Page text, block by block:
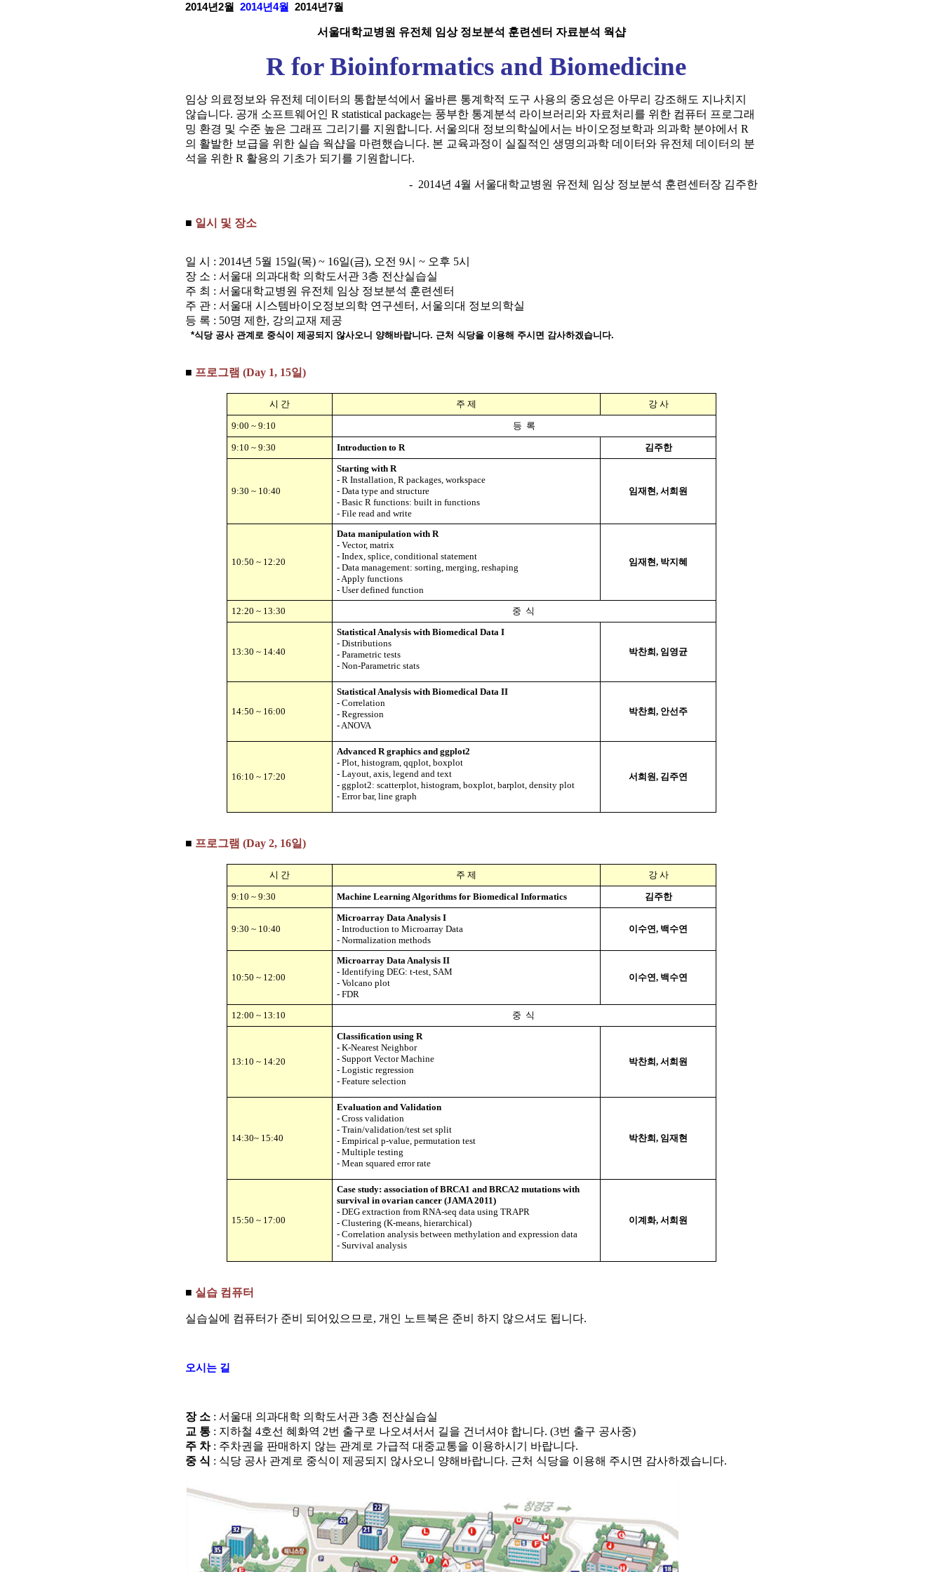
2014년2월 2014년4월 2014년7월
서울대학교병원 유전체 임상 정보분석 훈련센터 자료분석 웍샵
R for Bioinformatics and Biomedicine
임상 의료정보와 유전체 데이터의 통합분석에서 올바른 통계학적 도구 사용의 중요성은 아무리 강조해도 지나치지
않습니다. 공개 소프트웨어인 R statistical package는 풍부한 통계분석 라이브러리와 자료처리를 위한 컴퓨터 프로그래
밍 환경 및 수준 높은 그래프 그리기를 지원합니다. 서울의대 정보의학실에서는 바이오정보학과 의과학 분야에서 R
의 활발한 보급을 위한 실습 웍샵을 마련했습니다. 본 교육과정이 실질적인 생명의과학 데이터와 유전체 데이터의 분
석을 위한 R 활용의 기초가 되기를 기원합니다.
- 2014년 4월 서울대학교병원 유전체 임상 정보분석 훈련센터장 김주한
■ 일시 및 장소
일 시 : 2014년 5월 15일(목) ~ 16일(금), 오전 9시 ~ 오후 5시
장 소 : 서울대 의과대학 의학도서관 3층 전산실습실
주 최 : 서울대학교병원 유전체 임상 정보분석 훈련센터
주 관 : 서울대 시스템바이오정보의학 연구센터, 서울의대 정보의학실
등 록 : 50명 제한, 강의교재 제공
*식당 공사 관계로 중식이 제공되지 않사오니 양해바랍니다. 근처 식당을 이용해 주시면 감사하겠습니다.
■ 프로그램 (Day 1, 15일)
시 간 주 제 강 사
9:00 ~ 9:10 등 록
9:10 ~ 9:30 Introduction to R 김주한
9:30 ~ 10:40
Starting with R
- R Installation, R packages, workspace
- Data type and structure
- Basic R functions: built in functions
- File read and write
임재현, 서희원
10:50 ~ 12:20
Data manipulation with R
- Vector, matrix
- Index, splice, conditional statement
- Data management: sorting, merging, reshaping
-Apply functions
- User defined function
임재현, 박지혜
12:20 ~ 13:30 중 식
13:30 ~ 14:40
Statistical Analysis with Biomedical Data I
- Distributions
- Parametric tests
- Non-Parametric stats
박찬희, 임영균
14:50 ~ 16:00
Statistical Analysis with Biomedical Data II
- Correlation
- Regression
- ANOVA
박찬희, 안선주
16:10 ~ 17:20
Advanced R graphics and ggplot2
- Plot, histogram, qqplot, boxplot
- Layout, axis, legend and text
- ggplot2: scatterplot, histogram, boxplot, barplot, density plot
- Error bar, line graph
서희원, 김주연
■ 프로그램 (Day 2, 16일)
시 간 주 제 강 사
9:10 ~ 9:30 Machine Learning Algorithms for Biomedical Informatics 김주한
9:30 ~ 10:40
Microarray Data Analysis I
- Introduction to Microarray Data
- Normalization methods
이수연, 백수연
10:50 ~ 12:00
Microarray Data Analysis II
- Identifying DEG: t-test, SAM
- Volcano plot
- FDR
이수연, 백수연
12:00 ~ 13:10 중 식
13:10 ~ 14:20
Classification using R
- K-Nearest Neighbor
- Support Vector Machine
- Logistic regression
- Feature selection
박찬희 , 서희원
14:30~ 15:40
Evaluation and Validation
- Cross validation
- Train/validation/test set split
- Empirical p-value, permutation test
- Multiple testing
- Mean squared error rate
박찬희 , 임재현
15:50 ~ 17:00
Case study: association of BRCA1 and BRCA2 mutations with
survival in ovarian cancer (JAMA 2011)
- DEG extraction from RNA-seq data using TRAPR
- Clustering (K-means, hierarchical)
- Correlation analysis between methylation and expression data
- Survival analysis
이계화, 서희원
■ 실습 컴퓨터
실습실에 컴퓨터가 준비 되어있으므로, 개인 노트북은 준비 하지 않으셔도 됩니다.
오시는 길
장 소 : 서울대 의과대학 의학도서관 3층 전산실습실
교 통 : 지하철 4호선 혜화역 2번 출구로 나오셔서서 길을 건너셔야 합니다. (3번 출구 공사중)
주 차: 주차권을 판매하지 않는 관계로 가급적 대중교통을 이용하시기 바랍니다.
중 식 : 식당 공사 관계로 중식이 제공되지 않사오니 양해바랍니다. 근처 식당을 이용해 주시면 감사하겠습니다.